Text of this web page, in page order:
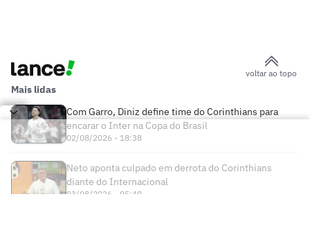
voltar ao topo
Mais lidas
Com Garro, Diniz define time do Corinthians para
encarar o Inter na Copa do Brasil
02/08/2026 - 18:38
Neto aponta culpado em derrota do Corinthians
diante do Internacional
03/08/2026 - 05:40